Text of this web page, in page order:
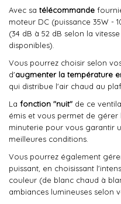
Avec sa télécommande
moteur DC (puissance 35W -
(34 dB à 52 dB selon la
disponibles).
Vous pourrez choisir selon
d'augmenter la température
qui distribue l'air chaud au
La fonction "nuit" de ce
émis et vous permet de
minuterie pour vous garantir
meilleures conditions.
Vous pourrez également
puissant, en choisissant
couleur (de blanc chaud à
ambiances lumineuses selon